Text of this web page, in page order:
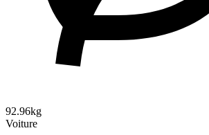
92.96kg
Voiture